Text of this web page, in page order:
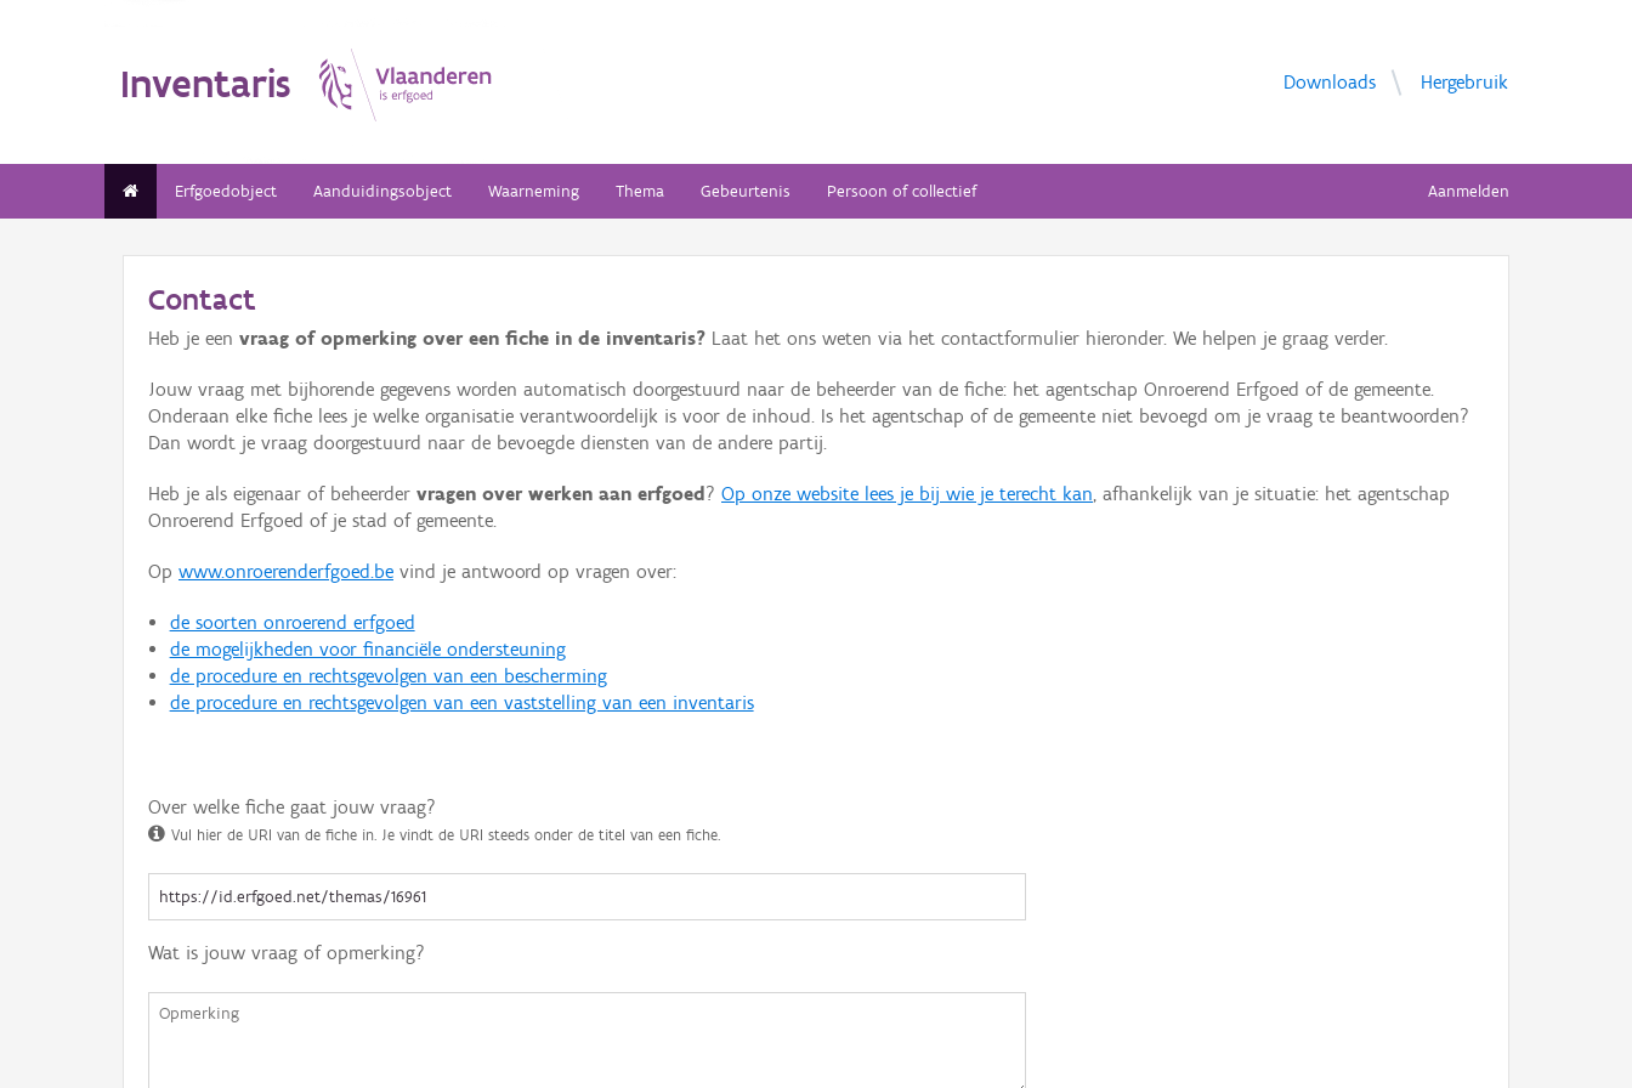
Inventaris Downloads Hergebruik
Erfgoedobject Aanduidingsobject Waarneming Thema Gebeurtenis Persoon of collectief Aanmelden
Contact
Heb je een vraag of opmerking over een fiche in de inventaris? Laat het ons weten via het contactformulier hieronder. We helpen je graag verder.
Jouw vraag met bijhorende gegevens worden automatisch doorgestuurd naar de beheerder van de fiche: het agentschap Onroerend Erfgoed of de gemeente.
Onderaan elke fiche lees je welke organisatie verantwoordelijk is voor de inhoud. Is het agentschap of de gemeente niet bevoegd om je vraag te beantwoorden?
Dan wordt je vraag doorgestuurd naar de bevoegde diensten van de andere partij.
Heb je als eigenaar of beheerder vragen over werken aan erfgoed ? Op onze website lees je bij wie je terecht kan, afhankelijk van je situatie: het agentschap
Onroerend Erfgoed of je stad of gemeente.
Op www.onroerenderfgoed.be vind je antwoord op vragen over:
de soorten onroerend erfgoed
de mogelijkheden voor financiële ondersteuning
de procedure en rechtsgevolgen van een bescherming
de procedure en rechtsgevolgen van een vaststelling van een inventaris
Over welke fiche gaat jouw vraag?
Vul hier de URI van de fiche in. Je vindt de URI steeds onder de titel van een fiche.
Wat is jouw vraag of opmerking?